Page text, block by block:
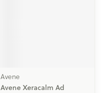
Avene
Avene Xeracalm Ad